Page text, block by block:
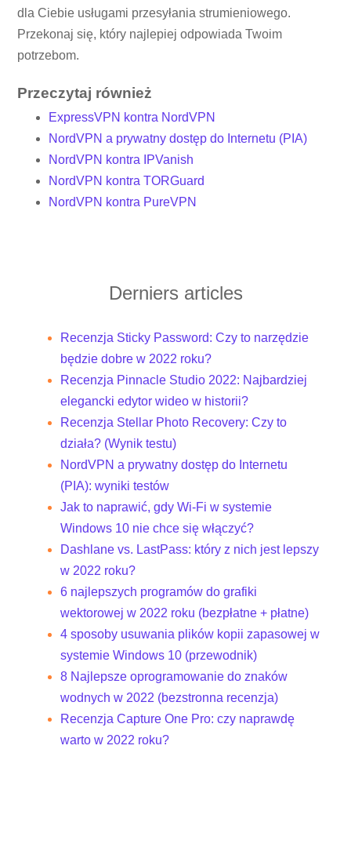
dla Ciebie usługami przesyłania strumieniowego.
Przekonaj się, który najlepiej odpowiada Twoim
potrzebom.
Przeczytaj również
ExpressVPN kontra NordVPN
NordVPN a prywatny dostęp do Internetu (PIA)
NordVPN kontra IPVanish
NordVPN kontra TORGuard
NordVPN kontra PureVPN
Derniers articles
Recenzja Sticky Password: Czy to narzędzie
będzie dobre w 2022 roku?
Recenzja Pinnacle Studio 2022: Najbardziej
elegancki edytor wideo w historii?
Recenzja Stellar Photo Recovery: Czy to
działa? (Wynik testu)
NordVPN a prywatny dostęp do Internetu
(PIA): wyniki testów
Jak to naprawić, gdy Wi-Fi w systemie
Windows 10 nie chce się włączyć?
Dashlane vs. LastPass: który z nich jest lepszy
w 2022 roku?
6 najlepszych programów do grafiki
wektorowej w 2022 roku (bezpłatne + płatne)
4 sposoby usuwania plików kopii zapasowej w
systemie Windows 10 (przewodnik)
8 Najlepsze oprogramowanie do znaków
wodnych w 2022 (bezstronna recenzja)
Recenzja Capture One Pro: czy naprawdę
warto w 2022 roku?